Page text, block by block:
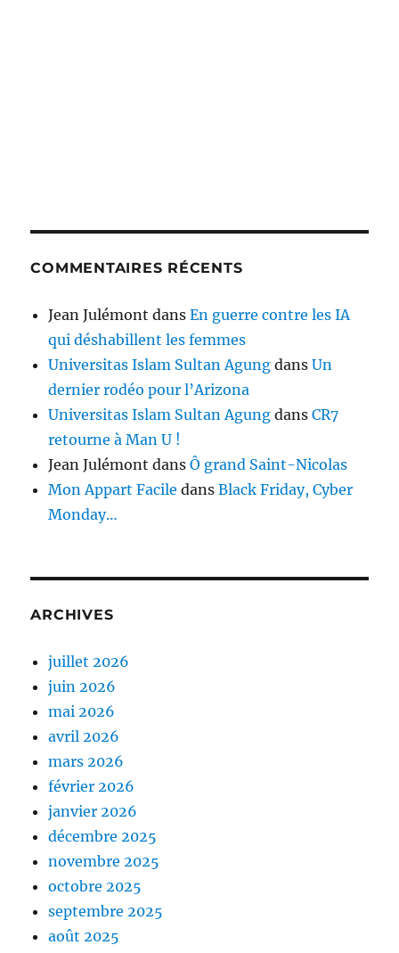
COMMENTAIRES RÉCENTS
Jean Julémont dansEn guerre contre les IA
qui déshabillent les femmes
Universitas Islam Sultan Agung dansUn
dernier rodéo pour l’Arizona
Universitas Islam Sultan Agung dansCR7
retourne à Man U !
Jean Julémont dansÔ grand Saint-Nicolas
Mon Appart Facile dansBlack Friday, Cyber
Monday…
ARCHIVES
juillet 2026
juin 2026
mai 2026
avril 2026
mars 2026
février 2026
janvier 2026
décembre 2025
novembre 2025
octobre 2025
septembre 2025
août 2025